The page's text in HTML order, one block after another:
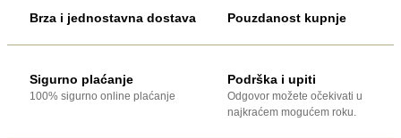
Brza i jednostavna dostava Pouzdanost kupnje
Sigurno plaćanje
100% sigurno online plaćanje
Podrška i upiti
Odgovor možete očekivati u
najkraćem mogućem roku.